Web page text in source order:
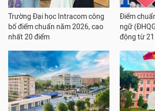
Trường Đại học Intracom công
bố điểm chuẩn năm 2026, cao
nhất 20 điểm
Điểm
ngữ
động từ